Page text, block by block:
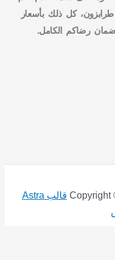
كل ذلك بأسعار
رضاكم الكامل.
Copyright
قالب Astra